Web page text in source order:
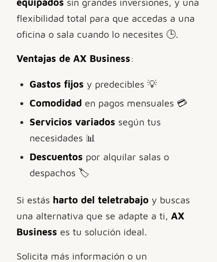
flexibilidad total para que accedas a una
oficina o sala cuando lo necesites 🕒.
Ventajas de AX Business:
Gastos fijos y predecibles 💡
Comodidad en pagos mensuales 💳
Servicios variados según tus
necesidades 📊
Descuentos por alquilar salas o
despachos 🏷️
Si estás harto del teletrabajo y buscas
una alternativa que se adapte a ti, AX
Business es tu solución ideal.
Solicita más información o un